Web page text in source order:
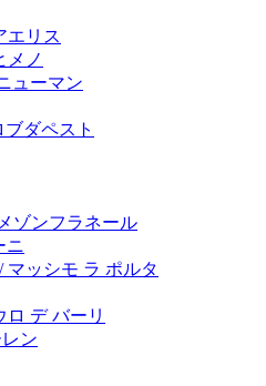
エリス
メノ
ューマン
ブダペスト
ゾンフラネール
ニ
マッシモ ラ ポルタ
デ バーリ
ン